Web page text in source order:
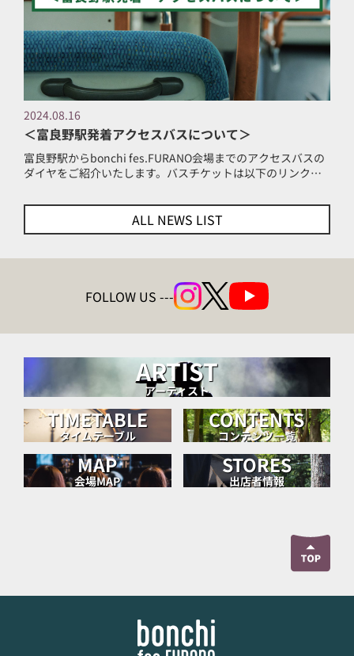
2024.08.16
＜富良野駅発着アクセスバスについて＞
富良野駅からbonchi fes.FURANO会場までのアクセスバスの
ダイヤをご紹介いたします。バスチケットは以下のリンクか
ALL NEWS LIST
FOLLOW US ---
ARTIST
アーティスト
TIMETABLE
タイムテーブル
CONTENTS
コンテンツ一覧
MAP
会場MAP
STORES
出店者情報